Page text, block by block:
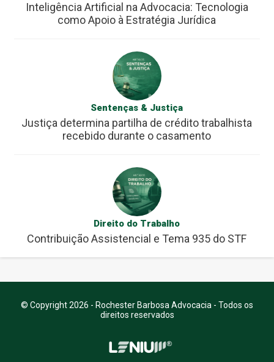
Inteligência Artificial na Advocacia: Tecnologia
como Apoio à Estratégia Jurídica
Sentenças & Justiça
Justiça determina partilha de crédito trabalhista
recebido durante o casamento
Direito do Trabalho
Contribuição Assistencial e Tema 935 do STF
© Copyright 2026 - Rochester Barbosa Advocacia - Todos os
direitos reservados